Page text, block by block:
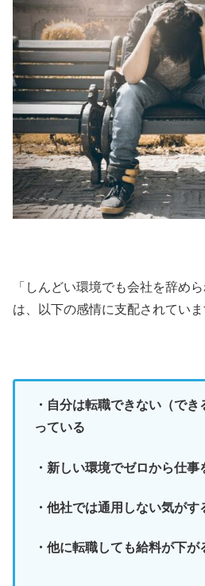
「しんどい環境でも会社を辞め
は、以下の感情に支配されていま
・自分は転職できない（で
っている
・新しい環境でゼロから仕
・他社では通用しない気がす
・他に転職しても給料が下が